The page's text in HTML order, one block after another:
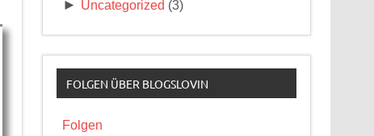
► Uncategorized (3)
FOLGEN ÜBER BLOGSLOVIN
Folgen